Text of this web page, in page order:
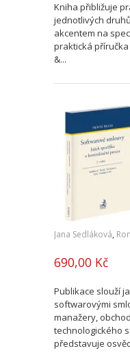
Kniha přibližuje
jednotlivých
akcentem na
praktická
&...
Jana Sedláková,
690,00 Kč
Publikace slouží
softwarovými
manažery,
technologického
představuje